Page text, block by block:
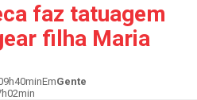
faz tatuagem
filha Maria
EmGente